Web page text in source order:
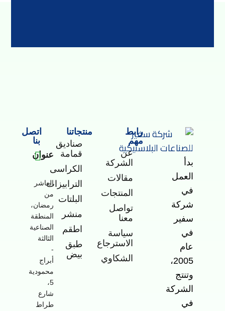
بدأ
العمل
في
شركة
سفير
في
عام
2005،
وتنتج
الشركة
في
رابط
مهم
عن
الشركة
مقالات
المنتجات
تواصل
معنا
سياسة
الاسترجاع
الشكاوي
منتجاتنا
صناديق
قمامة
الكراسى
الترابيزات
البلتات
منشر
اطقم
طبق
بيض
اتصل
بنا
عنوان
-
العاشر
من
رمضان،
المنطقة
الصناعية
الثالثة
-
أبراج
محمودية
5،
شارع
طراط